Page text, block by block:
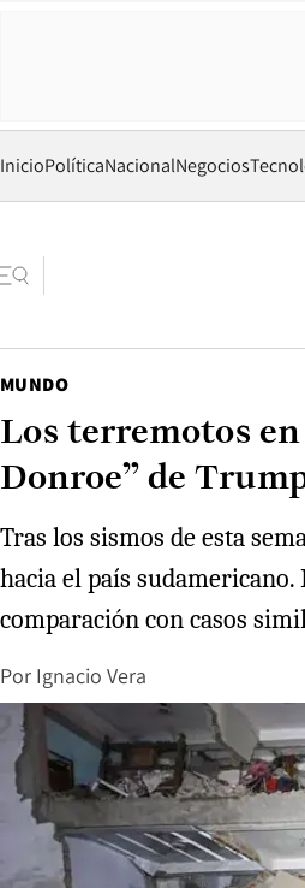
InicioPolíticaNacionalNegocios
MUNDO
Los terremotos
Donroe” de
Tras los sismos de esta
hacia el país
comparación con casos
Por Ignacio Vera